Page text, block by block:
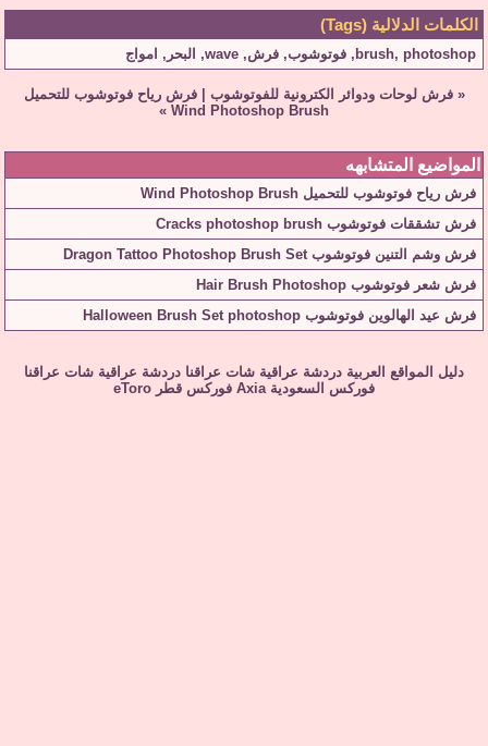
الكلمات الدلالية (Tags)
brush, photoshop
, فوتوشوب, فرش,
wave
, البحر , امواج
« فرش لوحات ودوائر الكترونية للفوتوشوب |فرش رياح فوتوشوب للتحميل
Wind Photoshop Brush
»
المواضيع المتشابهه
فرش رياح فوتوشوب للتحميل Wind Photoshop Brush
فرش تشققات فوتوشوب Cracks photoshop brush
فرش وشم التنين فوتوشوب Dragon Tattoo Photoshop Brush Set
فرش شعر فوتوشوب Hair Brush Photoshop
فرش عيد الهالوين فوتوشوب Halloween Brush Set photoshop
دليل المواقع العربية دردشة عراقية شات عراقنا دردشة عراقية شات عراقنا
فوركس السعودية Axia فوركس قطر eToro